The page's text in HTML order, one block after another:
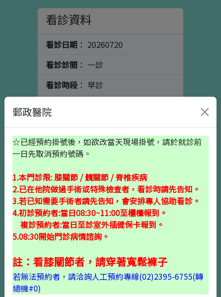
看診資料
看診日期 ： 20260720
看診診間 ： 一診
看診時段 ： 早診
看診科別
看診醫師： 骨科
個人資料 初診請按這裡
出生日期
就醫備註
確認掛號 上一頁
郵政醫院
☆已經預約掛號後，如欲改當天現場掛號，請於就診前
一日先取消預約號碼。
1.本門診限: 膝關節 / 髖關節 / 脊椎疾病
2.已在他院做過手術或特殊檢查者，看診時請先告知。
3.若已知需要手術者請先告知，會安排專人協助看診。
4.初診預約者:當日08:30~11:00至櫃檯報到。
複診預約者:當日至診室外插健保卡報到。
5.08:30開始門診病情諮詢。
註：看膝關節者，請穿著寬鬆褲子
若無法預約者，請洽詢人工預約專線(02)2395-6755(轉
總機#0)